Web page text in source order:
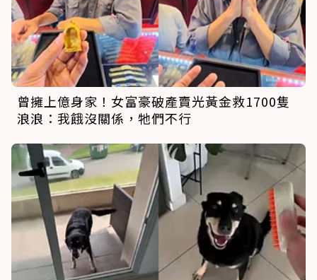
曾擁上億身家！女富豪破產賣光黃金救1700隻
浪浪：我餓沒關係，牠們不行